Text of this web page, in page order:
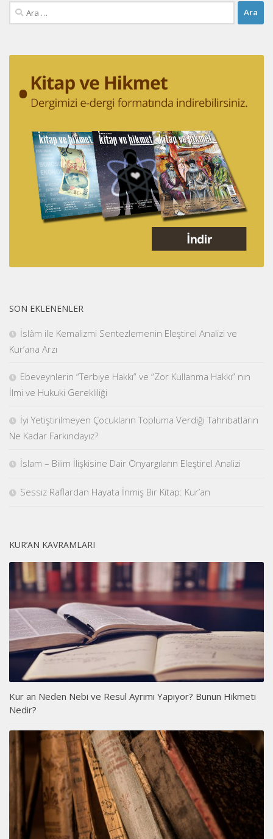
Arama:
SON EKLENENLER
İslâm ile Kemalizmi Sentezlemenin Eleştirel Analizi ve
Kur’ana Arzı
Ebeveynlerin “Terbiye Hakkı” ve “Zor Kullanma Hakkı” nın
İlmi ve Hukuki Gerekliliği
İyi Yetiştirilmeyen Çocukların Topluma Verdiği Tahribatların
Ne Kadar Farkındayız?
İslam – Bilim İlişkisine Dair Önyargıların Eleştirel Analizi
Sessiz Raflardan Hayata İnmiş Bir Kitap: Kur’an
KUR’AN KAVRAMLARI
Kur an Neden Nebi ve Resul Ayrımı Yapıyor? Bunun Hikmeti
Nedir?